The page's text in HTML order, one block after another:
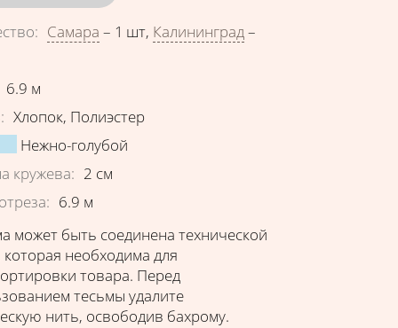
: Самара – 1 шт, Калининград–
6.9 м
: Хлопок, Полиэстер
Нежно-голубой
кружева: 2 см
: 6.9 м
может быть соединена технической
необходима для
товара. Перед
тесьмы удалите
нить, освободив бахрому.